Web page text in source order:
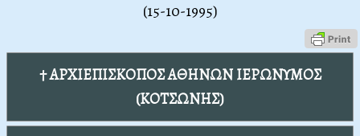
(15-10-1995)
† ΑΡΧΙΕΠΙΣΚΟΠΟΣ ΑΘΗΝΩΝ ΙΕΡΩΝΥΜΟΣ
(ΚΟΤΣΩΝΗΣ)